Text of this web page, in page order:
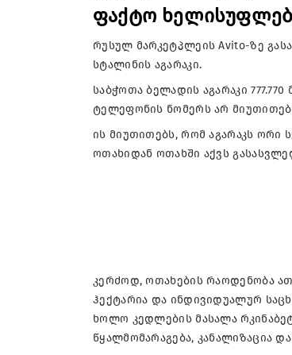
ფაქტო
რუსულ მარკეტპლეის Avito-ზე
სტალინის აგარაკი.
საბჭოთა ბელადის აგარაკი
ტელეფონის ნომერს არ
ის მიუთითებს, რომ აგარაკს ორი
ოთახიდან ოთახში აქვს
კერძოდ, ოთახების რაოდენობა
ჰექტარია და ინდივიდუალურ
ხოლო კედლების მასალა
წყალმომარაგება, კანალიზაცია და